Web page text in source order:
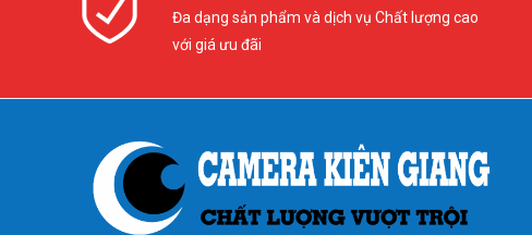
Đa dạng sản phẩm và dịch vụ Chất lượng cao
với giá ưu đãi